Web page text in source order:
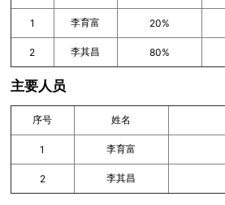
1 李育富 20%
2 李其昌 80%
主要人员
序号 姓名
1 李育富
2 李其昌